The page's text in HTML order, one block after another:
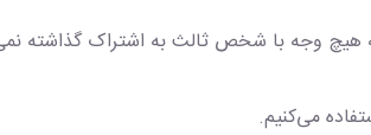
هیچ وجه با شخص ثالث به اشتراک گذاشته
می‌کنیم.